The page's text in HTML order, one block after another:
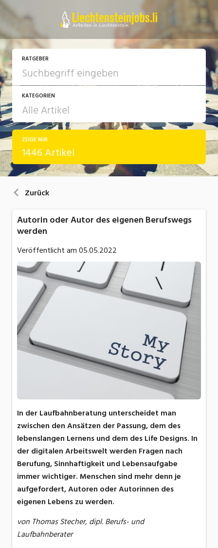
RATGEBER
KATEGORIEN
Arbeit
Ausbildung / Weiterbildung
ZEIGE MIR
1446 Artikel
Zurück
Autorin oder Autor des eigenen Berufswegs
werden
Veröffentlicht am05.05.2022
In der Laufbahnberatung unterscheidet man
zwischen den Ansätzen der Passung, dem des
lebenslangen Lernens und dem des Life Designs. In
der digitalen Arbeitswelt werden Fragen nach
Berufung, Sinnhaftigkeit und Lebensaufgabe
immer wichtiger. Menschen sind mehr denn je
aufgefordert, Autoren oder Autorinnen des
eigenen Lebens zu werden.
von Thomas Stecher, dipl. Berufs- und
Laufbahnberater